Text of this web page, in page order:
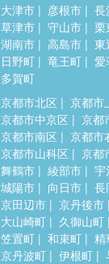
大津市 彦根市 長
草津市
守山市 栗
湖南市
高島市 東
日野町
竜王町 愛
多賀町
京都市北区 京都市
京都市中京区
京都
京都市南区
京都市
京都市山科区
京都
舞鶴市
綾部市 宇
城陽市
向日市 長
京田辺市
京丹後市
大山崎町
久御山町
笠置町
和束町 精
京丹波町
伊根町